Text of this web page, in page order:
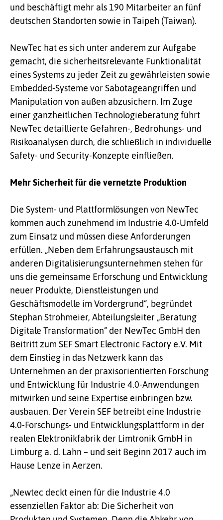
und beschäftigt mehr als 190 Mitarbeiter an fünf
deutschen Standorten sowie in Taipeh (Taiwan).
NewTec hat es sich unter anderem zur Aufgabe
gemacht, die sicherheitsrelevante Funktionalität
eines Systems zu jeder Zeit zu gewährleisten sowie
Embedded-Systeme vor Sabotageangriffen und
Manipulation von außen abzusichern. Im Zuge
einer ganzheitlichen Technologieberatung führt
NewTec detaillierte Gefahren-, Bedrohungs- und
Risikoanalysen durch, die schließlich in individuelle
Safety- und Security-Konzepte einfließen.
Mehr Sicherheit für die vernetzte Produktion
Die System- und Plattformlösungen von NewTec
kommen auch zunehmend im Industrie 4.0-Umfeld
zum Einsatz und müssen diese Anforderungen
erfüllen. „Neben dem Erfahrungsaustausch mit
anderen Digitalisierungsunternehmen stehen für
uns die gemeinsame Erforschung und Entwicklung
neuer Produkte, Dienstleistungen und
Geschäftsmodelle im Vordergrund“, begründet
Stephan Strohmeier, Abteilungsleiter „Beratung
Digitale Transformation“ der NewTec GmbH den
Beitritt zum SEF Smart Electronic Factory e.V. Mit
dem Einstieg in das Netzwerk kann das
Unternehmen an der praxisorientierten Forschung
und Entwicklung für Industrie 4.0-Anwendungen
mitwirken und seine Expertise einbringen bzw.
ausbauen. Der Verein SEF betreibt eine Industrie
4.0-Forschungs- und Entwicklungsplattform in der
realen Elektronikfabrik der Limtronik GmbH in
Limburg a. d. Lahn – und seit Beginn 2017 auch im
Hause Lenze in Aerzen.
„Newtec deckt einen für die Industrie 4.0
essenziellen Faktor ab: Die Sicherheit von